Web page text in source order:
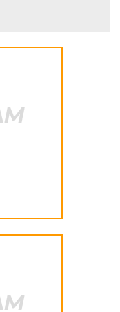
heçə etdi